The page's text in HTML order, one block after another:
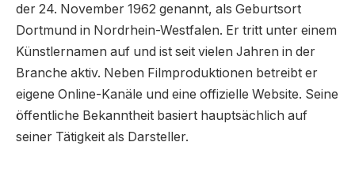
der 24. November 1962 genannt, als Geburtsort
Dortmund in Nordrhein-Westfalen. Er tritt unter einem
Künstlernamen auf und ist seit vielen Jahren in der
Branche aktiv. Neben Filmproduktionen betreibt er
eigene Online-Kanäle und eine offizielle Website. Seine
öffentliche Bekanntheit basiert hauptsächlich auf
seiner Tätigkeit als Darsteller.